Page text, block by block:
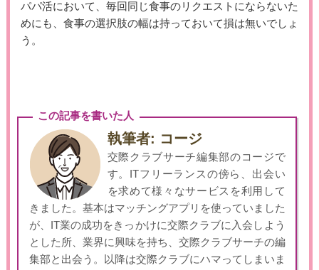
パパ活において、毎回同じ食事のリクエストにならないた
めにも、食事の選択肢の幅は持っておいて損は無いでしょ
う。
この記事を書いた人
執筆者: コージ
交際クラブサーチ編集部のコージで
す。ITフリーランスの傍ら、出会い
を求めて様々なサービスを利用して
きました。基本はマッチングアプリを使っていました
が、IT業の成功をきっかけに交際クラブに入会しよう
とした所、業界に興味を持ち、交際クラブサーチの編
集部と出会う。以降は交際クラブにハマってしまいま